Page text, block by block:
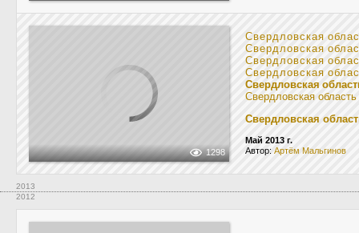
1298
Свердловская
Свердловская
Свердловская
Свердловская
Свердловская
Свердловская область
Свердловская
Май 2013 г.
Автор: Артём Мальгинов
2013
2012